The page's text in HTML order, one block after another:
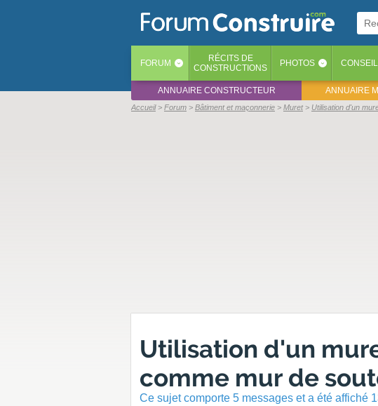
FORUM ‹ RÉCITS DE
CONSTRUCTIONS
PHOTOS ‹
ANNUAIRE CONSTRUCTEUR ANNUAIRE
Accueil Forum Bâtiment et maçonnerie Muret Utilisation d'un
Utilisation d'un
comme mur de
Ce sujet comporte 5 messages et a été affiché